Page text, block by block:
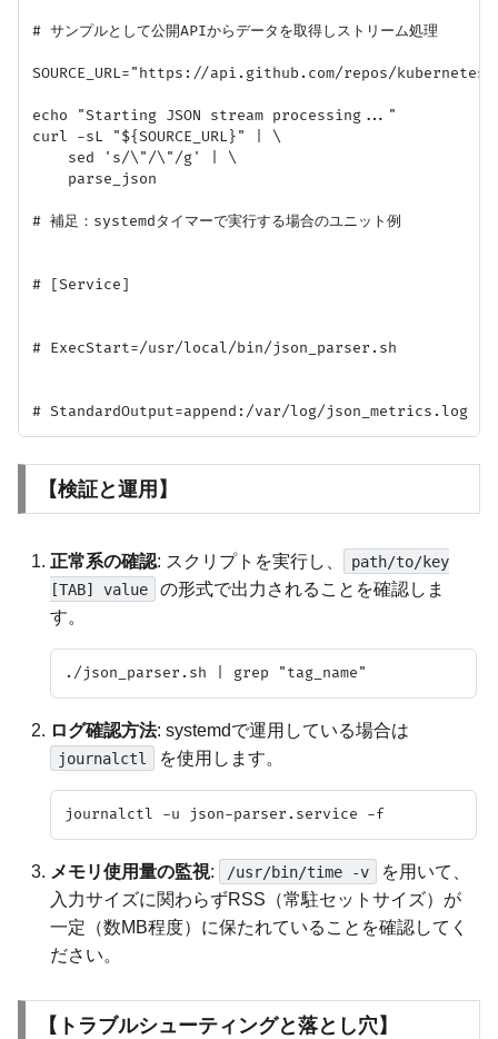
# サンプルとして公開APIからデータを取得しストリーム処理
SOURCE_URL="https://api.github.com/repos/
echo "Starting JSON stream processing..."
curl -sL "${SOURCE_URL}" | \
    sed 's/\"/\"/g' | \
    parse_json
# 補足：systemdタイマーで実行する場合のユニット例
# [Service]
# ExecStart=/usr/local/bin/json_parser.sh
【検証と運用】
正常系の確認: スクリプトを実行し、
path/to/key
[TAB] value
の形式で出力されることを確認しま
す。
ログ確認方法: systemdで運用している場合は
journalctl を使用します。
メモリ使用量の監視: /usr/bin/time -v
を用いて、
入力サイズに関わらずRSS（常駐セットサイズ）が
一定（数MB程度）に保たれていることを確認してく
ださい。
【トラブルシューティングと落とし穴】